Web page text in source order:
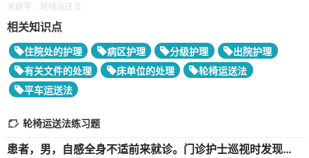
关键字：轮椅运送法
相关知识点
住院处的护理 病区护理 分级护理
出院护理
有关文件的处理
床单位的处理
轮椅运送法
平车运送法
轮椅运送法练习题
患者，男，自感全身不适前来就诊。门诊护士巡视时发现患者面色苍白，出冷汗，呼吸急促，主诉腹痛剧烈。